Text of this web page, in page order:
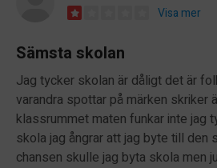
Visa mer
Sämsta skolan
Jag tycker skolan är dåligt det är
varandra spottar på märken skriker
klassrummet maten funkar inte jag
skola jag ångrar att jag byte till den
chansen skulle jag byta skola men